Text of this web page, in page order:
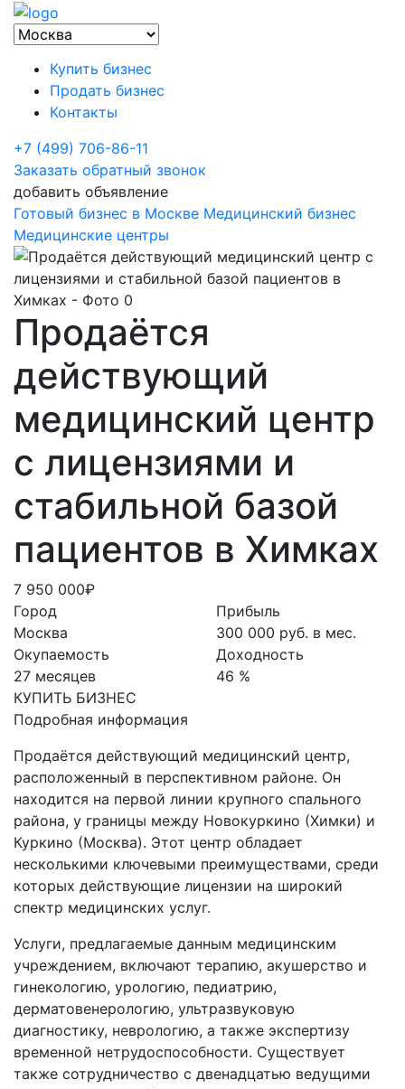
Купить бизнес
Продать бизнес
Контакты
+7 (499) 706-86-11
Заказать обратный звонок
добавить объявление
Готовый бизнес в Москве Медицинский бизнес
Медицинские центры
Продаётся
действующий
медицинский центр
с лицензиями и
стабильной базой
пациентов в Химках
7 950 000₽
Город
Москва
Окупаемость
27 месяцев
КУПИТЬ БИЗНЕС
Прибыль
300 000 руб. в мес.
Доходность
46 %
Подробная информация
Продаётся действующий медицинский центр,
расположенный в перспективном районе. Он
находится на первой линии крупного спального
района, у границы между Новокуркино (Химки) и
Куркино (Москва). Этот центр обладает
несколькими ключевыми преимуществами, среди
которых действующие лицензии на широкий
спектр медицинских услуг.
Услуги, предлагаемые данным медицинским
учреждением, включают терапию, акушерство и
гинекологию, урологию, педиатрию,
дерматовенерологию, ультразвуковую
диагностику, неврологию, а также экспертизу
временной нетрудоспособности. Существует
также сотрудничество с двенадцатью ведущими